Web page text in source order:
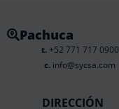
Pachuca
t.+52 771 717 0900
c. info@sycsa.com
DIRECCIÓN